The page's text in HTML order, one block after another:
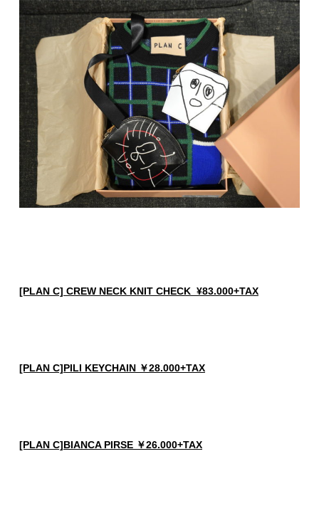
[PLAN C] CREW NECK KNIT CHECK ¥83.000+TAX
[PLAN C]PILI KEYCHAIN ￥28.000+TAX
[PLAN C]BIANCA PIRSE ￥26.000+TAX